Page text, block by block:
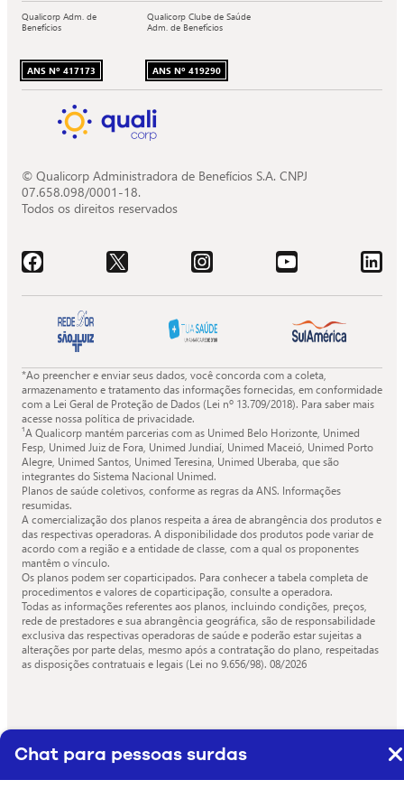
Qualicorp Adm. de
Benefícios
ANS Nº 417173
Qualicorp Clube de Saúde
Adm. de Benefícios
ANS Nº 419290
© Qualicorp Administradora de Benefícios S.A. CNPJ
07.658.098/0001-18.
Todos os direitos reservados
Acessar o Facebook da Quali. Acessar o X da Quali. Acessar o Instagram da Quali. Acessar o Youtube da Quali. Acessar o LinkedIn
*Ao preencher e enviar seus dados, você concorda com a coleta,
armazenamento e tratamento das informações fornecidas, em conformidade
com a Lei Geral de Proteção de Dados (Lei nº 13.709/2018). Para saber mais
acesse nossa política de privacidade.
¹A Qualicorp mantém parcerias com as Unimed Belo Horizonte, Unimed
Fesp, Unimed Juiz de Fora, Unimed Jundiaí, Unimed Maceió, Unimed Porto
Alegre, Unimed Santos, Unimed Teresina, Unimed Uberaba, que são
integrantes do Sistema Nacional Unimed.
Planos de saúde coletivos, conforme as regras da ANS. Informações
resumidas.
A comercialização dos planos respeita a área de abrangência dos produtos e
das respectivas operadoras. A disponibilidade dos produtos pode variar de
acordo com a região e a entidade de classe, com a qual os proponentes
mantêm o vínculo.
Os planos podem ser coparticipados. Para conhecer a tabela completa de
procedimentos e valores de coparticipação, consulte a operadora.
Todas as informações referentes aos planos, incluindo condições, preços,
rede de prestadores e sua abrangência geográfica, são de responsabilidade
exclusiva das respectivas operadoras de saúde e poderão estar sujeitas a
alterações por parte delas, mesmo após a contratação do plano, respeitadas
as disposições contratuais e legais (Lei no 9.656/98). 08/2026
Chat para pessoas surdas